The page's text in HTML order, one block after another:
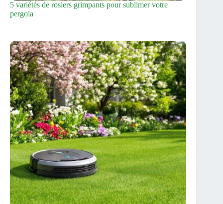
5 variétés de rosiers grimpants pour sublimer votre
pergola